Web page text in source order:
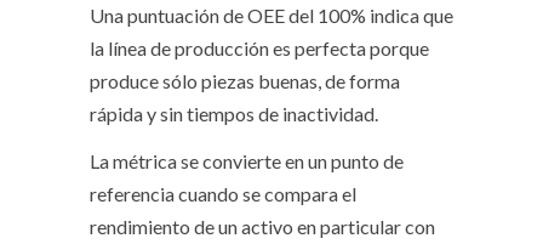
Una puntuación de OEE del 100% indica que
la línea de producción es perfecta porque
produce sólo piezas buenas, de forma
rápida y sin tiempos de inactividad.
La métrica se convierte en un punto de
referencia cuando se compara el
rendimiento de un activo en particular con